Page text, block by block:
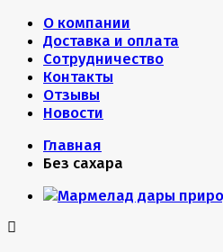
О компании
Доставка и оплата
Сотрудничество
Контакты
Отзывы
Новости
Главная
Без сахара